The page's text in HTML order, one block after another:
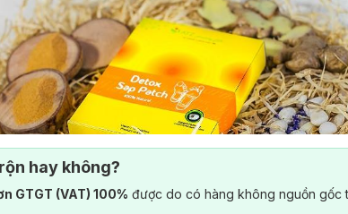
hay không?
GTGT (VAT) 100% được do có hàng không nguồn gốc